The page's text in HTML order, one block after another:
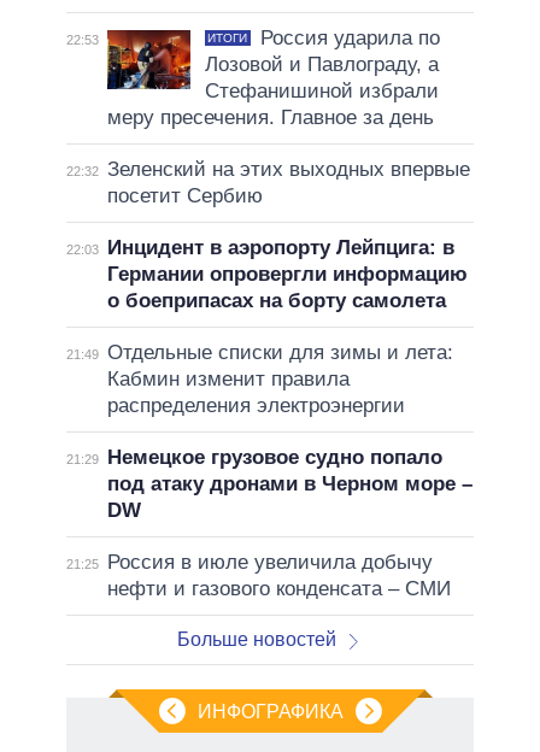
22:53 ИТОГИ
Россия ударила по
Лозовой и Павлограду, а
Стефанишиной избрали
меру пресечения. Главное за день
22:32 Зеленский на этих выходных впервые
посетит Сербию
22:03
Инцидент в аэропорту Лейпцига: в
Германии опровергли информацию
о боеприпасах на борту самолета
21:49 Отдельные списки для зимы и лета:
Кабмин изменит правила
распределения электроэнергии
21:29
Немецкое грузовое судно попало
под атаку дронами в Черном море –
DW
21:25
Россия в июле увеличила добычу
нефти и газового конденсата – СМИ
Больше новостей
ИНФОГРАФИКА